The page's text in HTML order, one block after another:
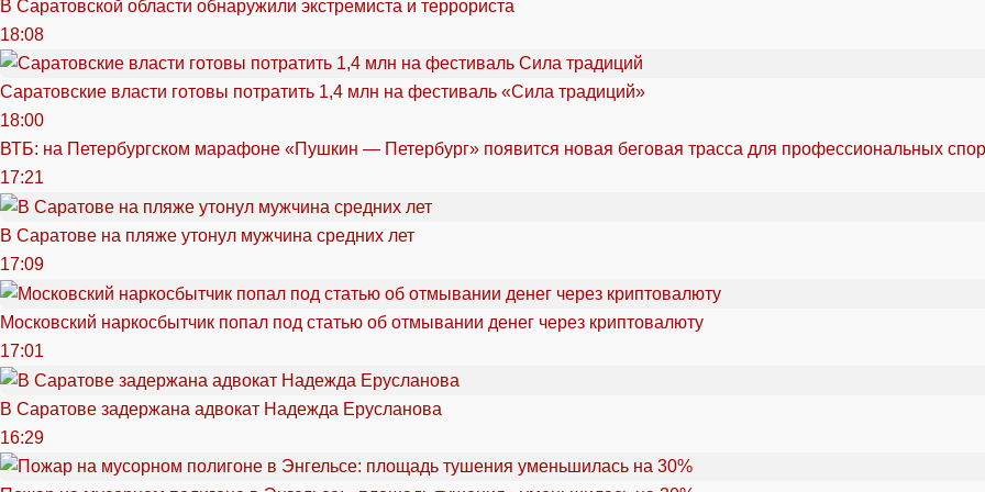
В Саратовской области обнаружили экстремиста и террориста
18:08
Саратовские власти готовы потратить 1,4 млн на фестиваль «Сила традиций»
18:00
ВТБ: на Петербургском марафоне «Пушкин — Петербург» появится новая беговая трасса для профессиональных
17:21
В Саратове на пляже утонул мужчина средних лет
17:09
Московский наркосбытчик попал под статью об отмывании денег через криптовалюту
17:01
В Саратове задержана адвокат Надежда Ерусланова
16:29